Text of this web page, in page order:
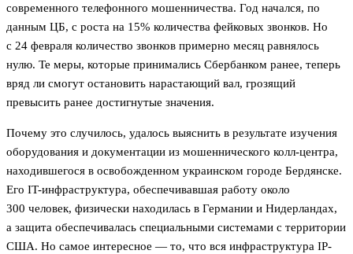
современного телефонного мошенничества. Год начался, по
данным ЦБ, с роста на 15% количества фейковых звонков. Но
с 24 февраля количество звонков примерно месяц равнялось
нулю. Те меры, которые принимались Сбербанком ранее, теперь
вряд ли смогут остановить нарастающий вал, грозящий
превысить ранее достигнутые значения.
Почему это случилось, удалось выяснить в результате изучения
оборудования и документации из мошеннического колл-центра,
находившегося в освобожденном украинском городе Бердянске.
Его IT-инфраструктура, обеспечивавшая работу около
300 человек, физически находилась в Германии и Нидерландах,
а защита обеспечивалась специальными системами с территории
США. Но самое интересное — то, что вся инфраструктура IP-